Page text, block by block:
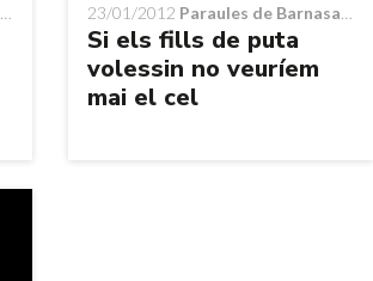
23/01/2012 Paraules de Barnasants
Si els fills de puta
volessin no veuríem
mai el cel